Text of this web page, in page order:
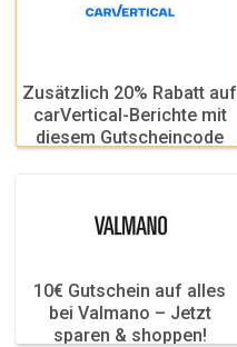
Featured
Zusätzlich 20% Rabatt auf
carVertical-Berichte mit
diesem Gutscheincode
Featured
10€ Gutschein auf alles
bei Valmano – Jetzt
sparen & shoppen!